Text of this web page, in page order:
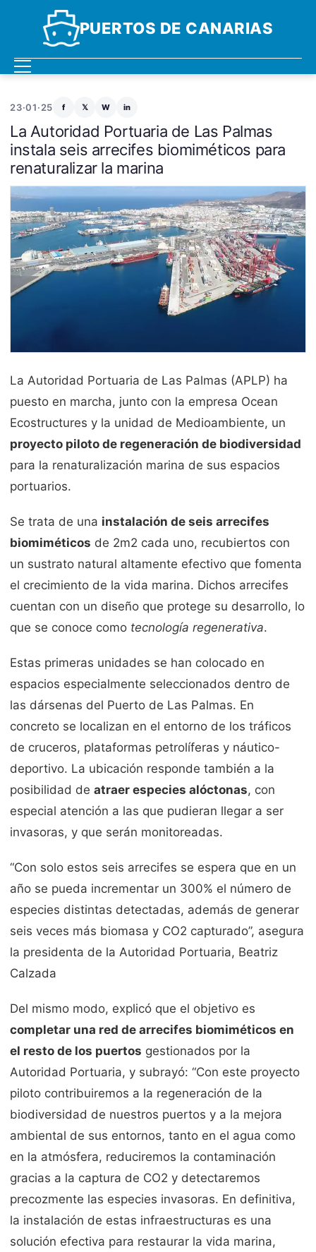
PUERTOS DE CANARIAS
23·01·25 f 𝕏 W in
La Autoridad Portuaria de Las Palmas
instala seis arrecifes biomiméticos para
renaturalizar la marina
La Autoridad Portuaria de Las Palmas (APLP) ha
puesto en marcha, junto con la empresa Ocean
Ecostructures y la unidad de Medioambiente, un
proyecto piloto de regeneración de biodiversidad
para la renaturalización marina de sus espacios
portuarios.
Se trata de una instalación de seis arrecifes
biomiméticos de 2m2 cada uno, recubiertos con
un sustrato natural altamente efectivo que fomenta
el crecimiento de la vida marina. Dichos arrecifes
cuentan con un diseño que protege su desarrollo, lo
que se conoce como tecnología regenerativa.
Estas primeras unidades se han colocado en
espacios especialmente seleccionados dentro de
las dársenas del Puerto de Las Palmas. En
concreto se localizan en el entorno de los tráficos
de cruceros, plataformas petrolíferas y náutico-
deportivo. La ubicación responde también a la
posibilidad de atraer especies alóctonas, con
especial atención a las que pudieran llegar a ser
invasoras, y que serán monitoreadas.
“Con solo estos seis arrecifes se espera que en un
año se pueda incrementar un 300% el número de
especies distintas detectadas, además de generar
seis veces más biomasa y CO2 capturado”, asegura
la presidenta de la Autoridad Portuaria, Beatriz
Calzada
Del mismo modo, explicó que el objetivo es
completar una red de arrecifes biomiméticos en
el resto de los puertos gestionados por la
Autoridad Portuaria, y subrayó: “Con este proyecto
piloto contribuiremos a la regeneración de la
biodiversidad de nuestros puertos y a la mejora
ambiental de sus entornos, tanto en el agua como
en la atmósfera, reduciremos la contaminación
gracias a la captura de CO2 y detectaremos
precozmente las especies invasoras. En definitiva,
la instalación de estas infraestructuras es una
solución efectiva para restaurar la vida marina,